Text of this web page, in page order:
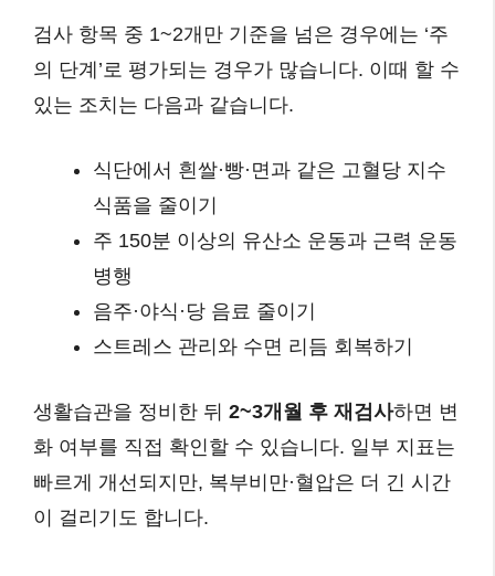
검사 항목 중 1~2개만 기준을 넘은 경우에는 ‘주
의 단계’로 평가되는 경우가 많습니다. 이때 할 수
있는 조치는 다음과 같습니다.
식단에서 흰쌀·빵·면과 같은 고혈당 지수
식품을 줄이기
주 150분 이상의 유산소 운동과 근력 운동
병행
음주·야식·당 음료 줄이기
스트레스 관리와 수면 리듬 회복하기
생활습관을 정비한 뒤 2~3개월 후 재검사하면 변
화 여부를 직접 확인할 수 있습니다. 일부 지표는
빠르게 개선되지만, 복부비만·혈압은 더 긴 시간
이 걸리기도 합니다.